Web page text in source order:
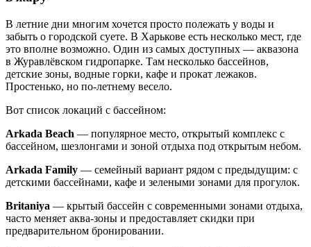
В летние дни многим хочется просто полежать у воды и
забыть о городской суете. В Харькове есть несколько мест, где
это вполне возможно. Один из самых доступных — аквазона
в Журавлёвском гидропарке. Там несколько бассейнов,
детские зоны, водные горки, кафе и прокат лежаков.
Простенько, но по-летнему весело.
Вот список локаций с бассейном:
Arkada Beach — популярное место, открытый комплекс с
бассейном, шезлонгами и зоной отдыха под открытым небом.
Arkada Family — семейный вариант рядом с предыдущим: с
детскими бассейнами, кафе и зелеными зонами для прогулок.
Britaniya — крытый бассейн с современными зонами отдыха,
часто меняет аква-зоны и предоставляет скидки при
предварительном бронировании.